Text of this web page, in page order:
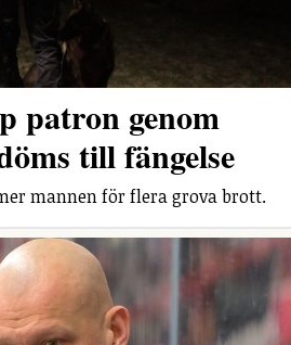
patron genom
till fängelse
mannen för flera grova brott.